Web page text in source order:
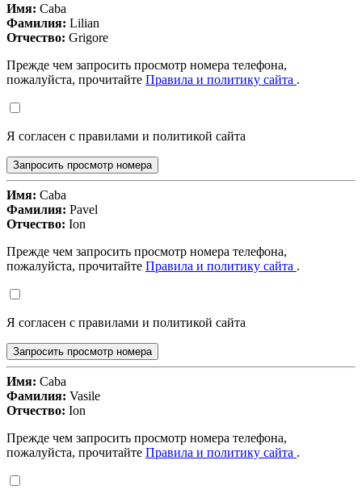
Имя: Caba
Фамилия: Lilian
Отчество: Grigore
Прежде чем запросить просмотр номера телефона,
пожалуйста, прочитайте Правила и политику сайта .
Я согласен с правилами и политикой сайта
Запросить просмотр номера
Имя: Caba
Фамилия: Pavel
Отчество: Ion
Прежде чем запросить просмотр номера телефона,
пожалуйста, прочитайте Правила и политику сайта .
Я согласен с правилами и политикой сайта
Запросить просмотр номера
Имя: Caba
Фамилия: Vasile
Отчество: Ion
Прежде чем запросить просмотр номера телефона,
пожалуйста, прочитайте Правила и политику сайта .